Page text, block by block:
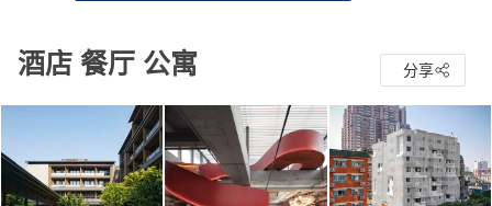
酒店 餐厅 公寓 分享